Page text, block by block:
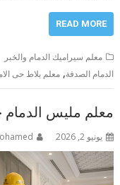
READ MORE
معلم سيراميك الدمام والخبر
الدمام الصدفة,معلم بلاط حى
معلم مليس الدمام حى
يونيو 2, 2026